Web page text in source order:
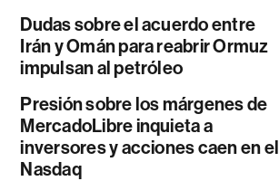
Dudas sobre el acuerdo entre
Irán y Omán para reabrir Ormuz
impulsan al petróleo
Presión sobre los márgenes de
MercadoLibre inquieta a
inversores y acciones caen en el
Nasdaq